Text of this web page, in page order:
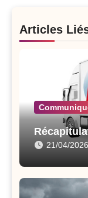
Articles
21/04/2026